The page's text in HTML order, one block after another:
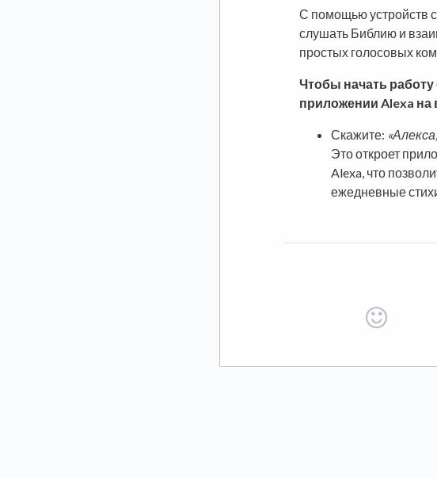
С помощью устройств
слушать Библию и
простых голосовых
Чтобы начать
приложении Alexa
Скажите:
Это откроет
Alexa, что
ежедневные